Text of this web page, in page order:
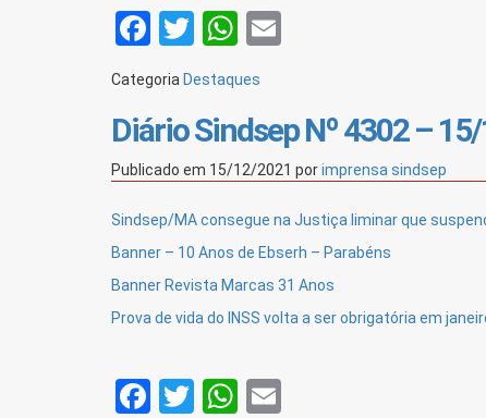
Facebook
TwitterWhatsApp
Categoria Destaques
Diário Sindsep Nº 4302 –
Publicado em 15/12/2021 porimprensa sindsep
Sindsep/MA consegue na Justiça liminar que
Banner – 10 Anos de Ebserh – Parabéns
Banner Revista Marcas 31 Anos
Prova de vida do INSS volta a ser obrigatória em
Facebook
TwitterWhatsApp